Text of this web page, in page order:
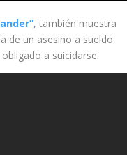
, también muestra
de un asesino a sueldo
a suicidarse.